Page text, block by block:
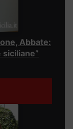
Abbate: